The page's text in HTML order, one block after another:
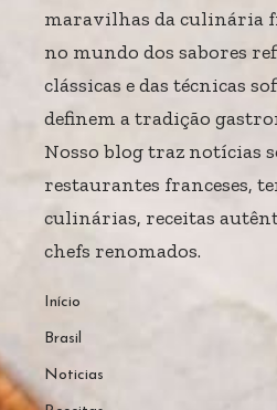
maravilhas da culinária
no mundo dos sabores
clássicas e das técnicas
definem a tradição
Nosso blog traz notícias
restaurantes franceses,
culinárias, receitas
chefs renomados.
Início
Brasil
Noticias